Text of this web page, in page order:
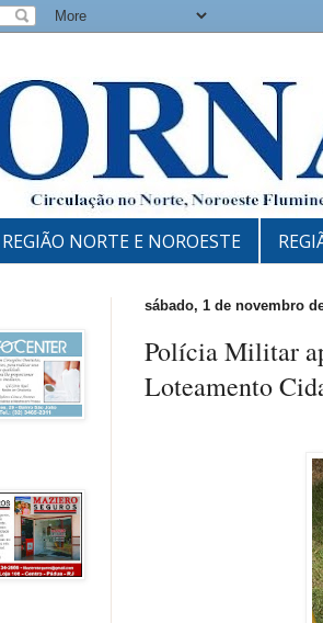
REGIÃO NORTE E NOROESTE
sábado, 1 de novembro
Polícia Militar
Loteamento